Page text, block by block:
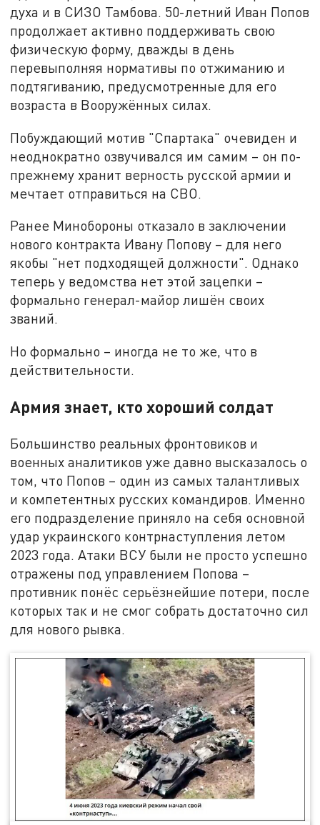
духа и в СИЗО Тамбова. 50-летний Иван Попов
продолжает активно поддерживать свою
физическую форму, дважды в день
перевыполняя нормативы по отжиманию и
подтягиванию, предусмотренные для его
возраста в Вооружённых силах.
Побуждающий мотив "Спартака" очевиден и
неоднократно озвучивался им самим – он по-
прежнему хранит верность русской армии и
мечтает отправиться на СВО.
Ранее Минобороны отказало в заключении
нового контракта Ивану Попову – для него
якобы "нет подходящей должности". Однако
теперь у ведомства нет этой зацепки –
формально генерал-майор лишён своих
званий.
Но формально – иногда не то же, что в
действительности.
Армия знает, кто хороший солдат
Большинство реальных фронтовиков и
военных аналитиков уже давно высказалось о
том, что Попов – один из самых талантливых
и компетентных русских командиров. Именно
его подразделение приняло на себя основной
удар украинского контрнаступления летом
2023 года. Атаки ВСУ были не просто успешно
отражены под управлением Попова –
противник понёс серьёзнейшие потери, после
которых так и не смог собрать достаточно сил
для нового рывка.